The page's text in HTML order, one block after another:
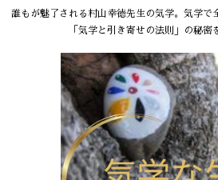
誰もが魅了される村山幸徳先生の気学。気学で
「気学と引き寄せの法則」の秘密